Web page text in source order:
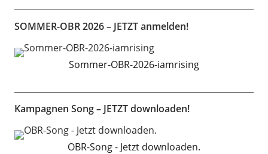
SOMMER-OBR 2026 – JETZT anmelden!
Sommer-OBR-2026-iamrising
Kampagnen Song – JETZT downloaden!
OBR-Song - Jetzt downloaden.